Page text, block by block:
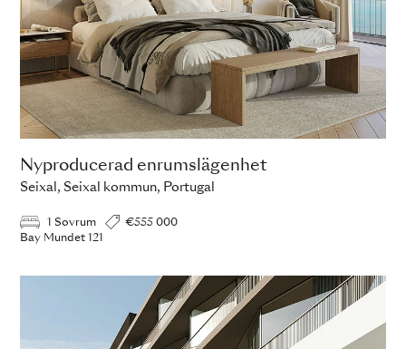
Nyproducerad enrumslägenhet
Seixal, Seixal kommun, Portugal
1 Sovrum
€555 000
Bay Mundet 121